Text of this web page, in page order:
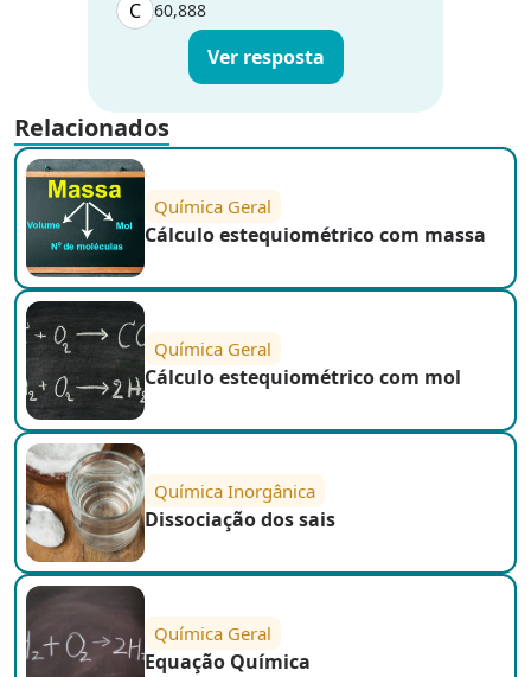
C 60,888
Ver resposta
Relacionados
Química Geral
Cálculo estequiométrico com massa
Química Geral
Cálculo estequiométrico com mol
Química Inorgânica
Dissociação dos sais
Química Geral
Equação Química